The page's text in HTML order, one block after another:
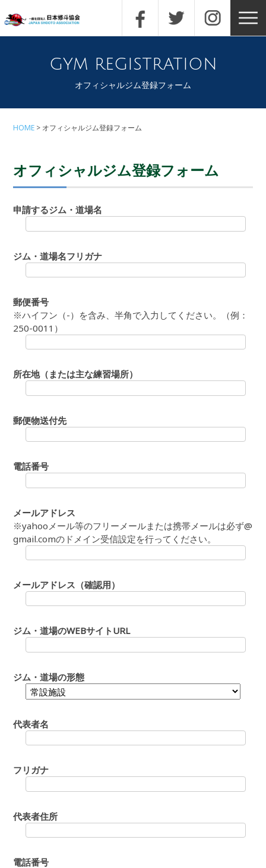
gym registration
オフィシャルジム登録フォーム
HOME オフィシャルジム登録フォーム
オフィシャルジム登録フォーム
申請するジム・道場名
ジム・道場名フリガナ
郵便番号
※ハイフン（-）を含み、半角で入力してください。（例：
250-0011）
所在地（または主な練習場所）
郵便物送付先
電話番号
メールアドレス
※yahooメール等のフリーメールまたは携帯メールは必ず@
gmail.comのドメイン受信設定を行ってください。
メールアドレス（確認用）
ジム・道場のWEBサイトURL
ジム・道場の形態
代表者名
フリガナ
代表者住所
電話番号